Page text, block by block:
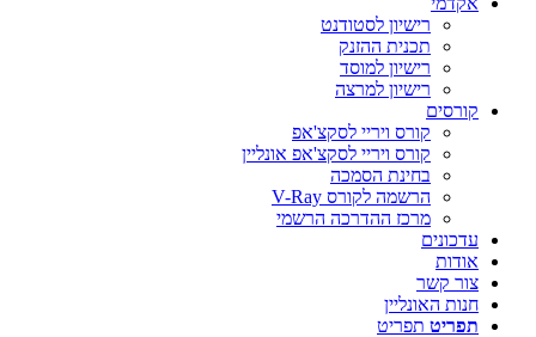
רישיון לסטודנט
תכנית ההזנק
רישיון למוסד
רישיון למרצה
קורסים
קורס ויריי לסקצ'אפ
קורס ויריי לסקצ'אפ אונליין
בחינת הסמכה
הרשמה לקורס V-Ray
מרכז ההדרכה הרשמי
עדכונים
אודות
צור קשר
חנות האונליין
תפריט תפריט